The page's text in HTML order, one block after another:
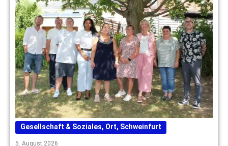
Gesellschaft & Soziales, Ort, Schweinfurt
5. August 2026